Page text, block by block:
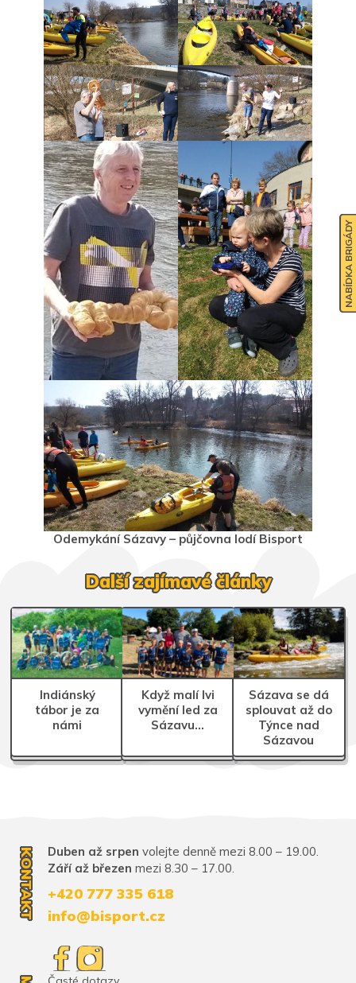
Odemykání Sázavy – půjčovna lodí Bisport
Další zajímavé články
Indiánský
tábor je za
námi
Když malí lvi
vymění led za
Sázavu…
Sázava se dá
splouvat až do
Týnce nad
Sázavou
KONTAKT Duben až srpen volejte denně mezi 8.00 – 19.00.
Září až březen mezi 8.30 – 17.00.
+420 777 335 618
info@bisport.cz
NABÍDKA BRIGÁDY